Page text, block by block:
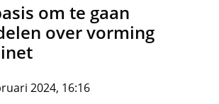
om te gaan
over vorming
2024, 16:16